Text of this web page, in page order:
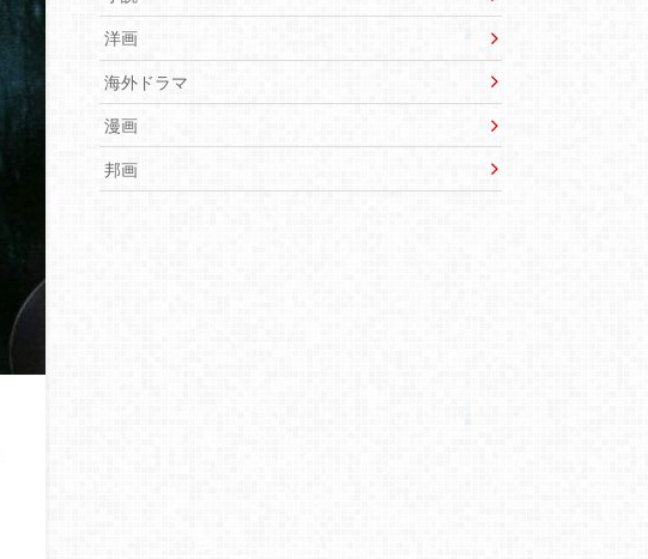
洋画
海外ドラマ
漫画
邦画